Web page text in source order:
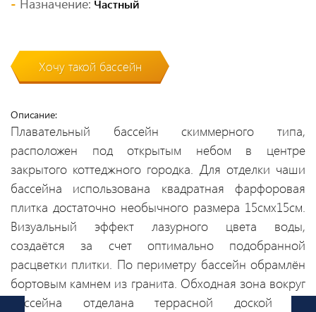
Назначение: Частный
Хочу такой бассейн
Описание:
Плавательный бассейн скиммерного типа,
расположен под открытым небом в центре
закрытого коттеджного городка. Для отделки чаши
бассейна использована квадратная фарфоровая
плитка достаточно необычного размера 15смх15см.
Визуальный эффект лазурного цвета воды,
создаётся за счет оптимально подобранной
расцветки плитки. По периметру бассейн обрамлён
бортовым камнем из гранита. Обходная зона вокруг
бассейна отделана террасной доской из